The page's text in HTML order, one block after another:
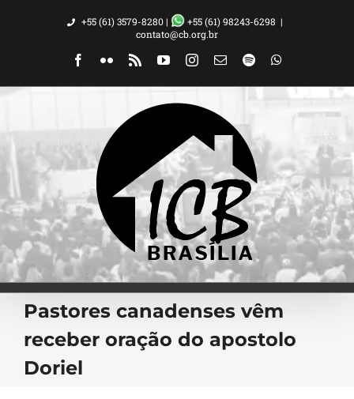
+55 (61) 3579-8280 | +55 (61) 98243-6298 |
contato@cb.org.br
Facebook
FlickrRss YouTubeInstagram
EmailSpotify
Pastores canadenses vêm
receber oração do apostolo
Doriel